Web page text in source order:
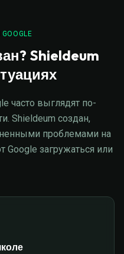
Shieldeum
часто выглядят по-
Shieldeum создан,
проблемами на
загружаться или